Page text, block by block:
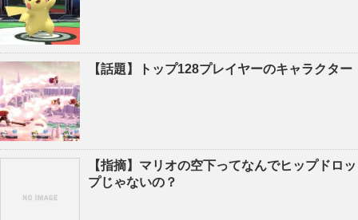
【話題】トップ128プレイヤーのキャラクター
【指摘】マリオの空下ってなんでヒップドロッ
プじゃないの？